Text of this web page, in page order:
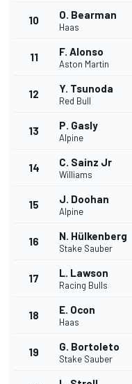
10 O. Bearman
Haas
11 F. Alonso
Aston Martin
12 Y. Tsunoda
Red Bull
13 P. Gasly
Alpine
14 C. Sainz Jr
Williams
15 J. Doohan
Alpine
16 N. Hülkenberg
Stake Sauber
17 L. Lawson
Racing Bulls
18 E. Ocon
Haas
19 G. Bortoleto
Stake Sauber